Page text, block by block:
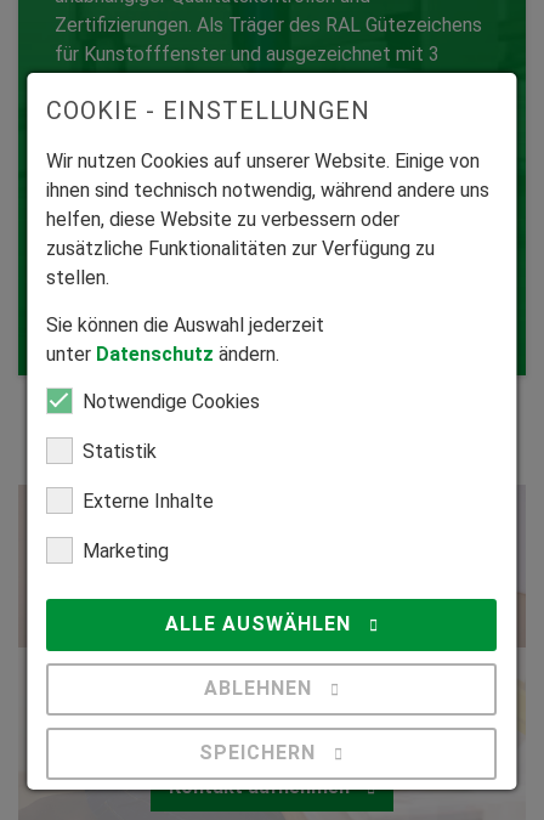
Zertifizierungen. Als Träger des RAL Gütezeichens
für Kunstofffenster und ausgezeichnet mit 3
in Rosenheim sowie mit über 5 Jahrzehnten
hochwertiger Bauelemente steht HEIM & HAUS
für eine hohe Produktqualität, große
Zuverlässigkeit und lange Lebensdauer seiner
Produkte.
Qualitätssicherung
Qualifizierte Beratung
Lassen Sie sich von einem HEIM & HAUS -
Kontakt aufnehmen
COOKIE - EINSTELLUNGEN
Wir nutzen Cookies auf unserer Website. Einige von
ihnen sind technisch notwendig, während andere uns
helfen, diese Website zu verbessern oder
zusätzliche Funktionalitäten zur Verfügung zu
stellen.
Sie können die Auswahl jederzeit
unter Datenschutz ändern.
Notwendige Cookies
Statistik
Externe Inhalte
Marketing
ALLE AUSWÄHLEN
ABLEHNEN
SPEICHERN